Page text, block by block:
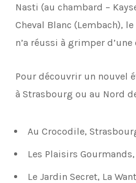
Nasti (au chambard –
Cheval Blanc (Lembach),
n’a réussi à grimper d’une
Pour découvrir un nouvel
à Strasbourg ou au Nord
Au Crocodile,
Les Plaisirs
Le Jardin Secret, La